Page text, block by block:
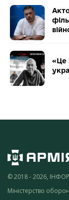
«Це
© 2018 - 2026,
Міністерство